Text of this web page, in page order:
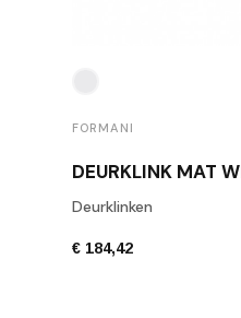
FORMANI
Deurklinken
€ 184,42